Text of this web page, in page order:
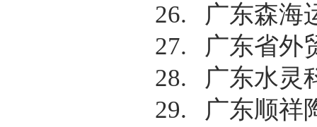
26.
广东森海
27.
广东省外
28.
广东水灵
29.
广东顺祥